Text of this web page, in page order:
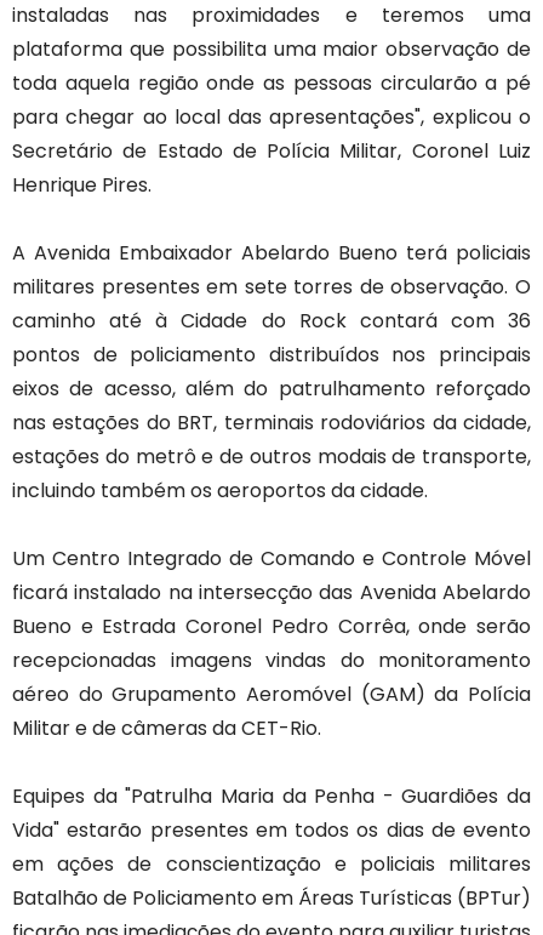
instaladas nas proximidades e teremos uma
plataforma que possibilita uma maior observação de
toda aquela região onde as pessoas circularão a pé
para chegar ao local das apresentações", explicou o
Secretário de Estado de Polícia Militar, Coronel Luiz
Henrique Pires.
A Avenida Embaixador Abelardo Bueno terá policiais
militares presentes em sete torres de observação. O
caminho até à Cidade do Rock contará com 36
pontos de policiamento distribuídos nos principais
eixos de acesso, além do patrulhamento reforçado
nas estações do BRT, terminais rodoviários da cidade,
estações do metrô e de outros modais de transporte,
incluindo também os aeroportos da cidade.
Um Centro Integrado de Comando e Controle Móvel
ficará instalado na intersecção das Avenida Abelardo
Bueno e Estrada Coronel Pedro Corrêa, onde serão
recepcionadas imagens vindas do monitoramento
aéreo do Grupamento Aeromóvel (GAM) da Polícia
Militar e de câmeras da CET-Rio.
Equipes da "Patrulha Maria da Penha - Guardiões da
Vida" estarão presentes em todos os dias de evento
em ações de conscientização e policiais militares
Batalhão de Policiamento em Áreas Turísticas (BPTur)